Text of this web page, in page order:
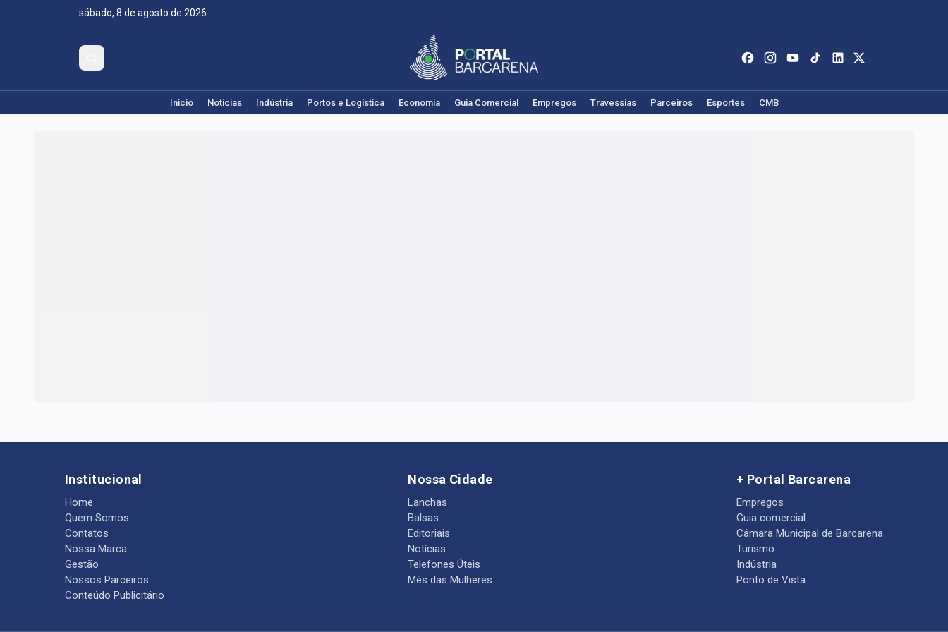
sábado, 8 de agosto de 2026
Inicio Notícias Indústria Portos e Logística Economia Guia Comercial Empregos Travessias Parceiros Esportes CMB
Institucional
Home
Quem Somos
Contatos
Nossa Marca
Gestão
Nossos Parceiros
Conteúdo Publicitário
Nossa Cidade
Lanchas
Balsas
Editoriais
Notícias
Telefones Úteis
Mês das Mulheres
+ Portal Barcarena
Empregos
Guia comercial
Câmara Municipal de Barcarena
Turismo
Indústria
Ponto de Vista